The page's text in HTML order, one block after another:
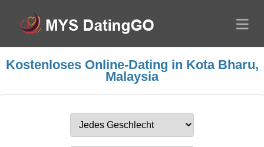
Kostenloses Online-Dating in Kota Bharu,
Malaysia